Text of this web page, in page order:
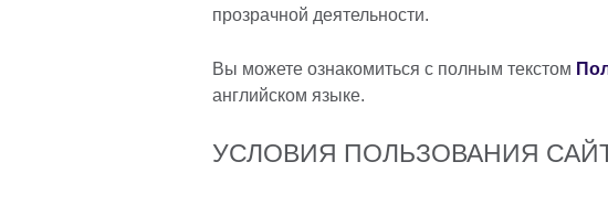
прозрачной деятельности.
Вы можете ознакомиться с полным текстом
английском языке.
УСЛОВИЯ ПОЛЬЗОВАНИЯ